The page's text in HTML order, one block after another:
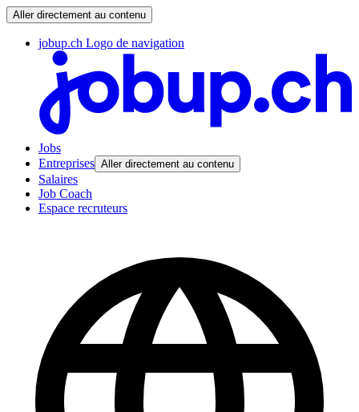
Aller directement au contenu
jobup.ch Logo de navigation
Jobs
Entreprises Aller directement au contenu
Salaires
Job Coach
Espace recruteurs